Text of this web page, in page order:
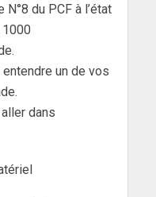
du PCF à l’état
1000
un de vos
dans